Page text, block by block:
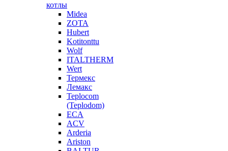
котлы
Midea
ZOTA
Hubert
Kotitonttu
Wolf
ITALTHERM
Wert
Термекс
Лемакс
Teplocom
(Teplodom)
ECA
ACV
Arderia
Ariston